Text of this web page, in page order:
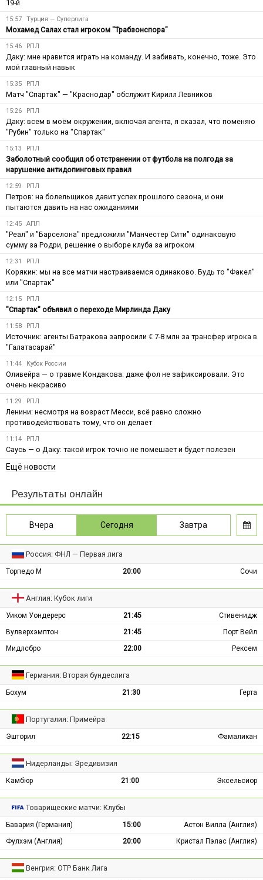
19-й
15:57 Турция — Суперлига
Мохамед Салах стал игроком "Трабзонспора"
15:46 РПЛ
Даку: мне нравится играть на команду. И забивать, конечно, тоже. Это
мой главный навык
15:35 РПЛ
Матч "Спартак" — "Краснодар" обслужит Кирилл Левников
15:26 РПЛ
Даку: всем в моём окружении, включая агента, я сказал, что поменяю
"Рубин" только на "Спартак"
15:13 РПЛ
Заболотный сообщил об отстранении от футбола на полгода за
нарушение антидопинговых правил
12:59 РПЛ
Петров: на болельщиков давит успех прошлого сезона, и они
пытаются давить на нас ожиданиями
12:45 АПЛ
"Реал" и "Барселона" предложили "Манчестер Сити" одинаковую
сумму за Родри, решение о выборе клуба за игроком
12:31 РПЛ
Корякин: мы на все матчи настраиваемся одинаково. Будь то "Факел"
или "Спартак"
12:15 РПЛ
"Спартак" объявил о переходе Мирлинда Даку
11:58 РПЛ
Источник: агенты Батракова запросили € 7-8 млн за трансфер игрока в
"Галатасарай"
11:44 Кубок России
Оливейра — о травме Кондакова: даже фол не зафиксировали. Это
очень некрасиво
11:29 РПЛ
Ленини: несмотря на возраст Месси, всё равно сложно
противодействовать тому, что он делает
11:14 РПЛ
Саусь — о Даку: такой игрок точно не помешает и будет полезен
Ещё новости
Результаты онлайн
Вчера Сегодня Завтра
Россия: ФНЛ — Первая лига
Торпедо М 20:00 Сочи
Англия: Кубок лиги
Уиком Уондерерс 21:45
Стивенидж
Вулверхэмптон
21:45
Порт Вейл
Мидлсбро
22:00 Рексем
Германия: Вторая бундеслига
Бохум 21:30 Герта
Португалия: Примейра
Эшторил 22:15 Фамаликан
Нидерланды: Эредивизия
Камбюр 21:00 Эксельсиор
Товарищеские матчи: Клубы
Бавария (Германия) 15:00
Астон Вилла (Англия)
Фулхэм (Англия)
20:00 Кристал Пэлас (Англия)
Венгрия: ОТР Банк Лига